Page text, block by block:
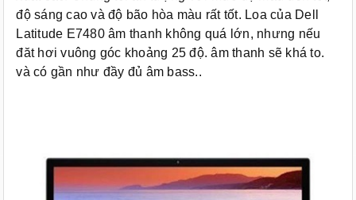
độ sáng cao và độ bão hòa màu rất tốt. Loa của Dell
Latitude E7480 âm thanh không quá lớn, nhưng nếu
đăt hơi vuông góc khoảng 25 độ. âm thanh sẽ khá to.
và có gần như đầy đủ âm bass..